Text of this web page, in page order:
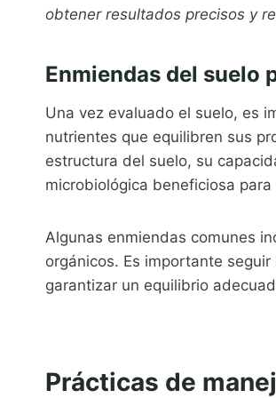
obtener resultados precisos y
Enmiendas del suelo
Una vez evaluado el suelo, es
nutrientes que equilibren sus
estructura del suelo, su
microbiológica beneficiosa para
Algunas enmiendas comunes
orgánicos. Es importante
garantizar un equilibrio
Prácticas de